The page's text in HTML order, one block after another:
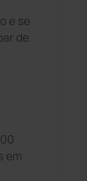
e se
de
em